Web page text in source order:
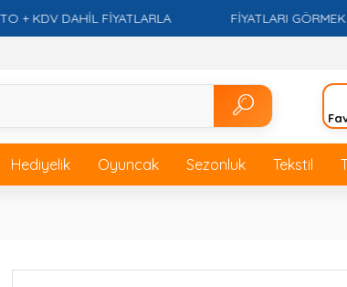
DAHİL FİYATLARLA FİYATLARI GÖRMEK
Hediyelik Oyuncak Sezonluk Tekstil